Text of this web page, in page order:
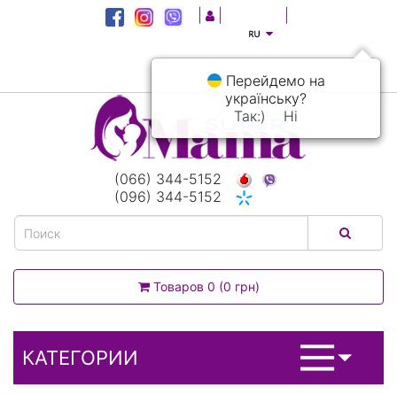
(066) 344-5152
(096) 344-5152
Товаров 0 (0 грн)
КАТЕГОРИИ
Перейдемо на
українську?
Так:)
Ні